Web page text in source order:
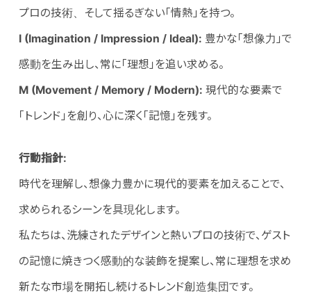
プロの技術、そして揺るぎない「情熱」を持つ。
I (Imagination / Impression / Ideal): 豊かな「想像力」で
感動を生み出し、常に「理想」を追い求める。
M (Movement / Memory / Modern): 現代的な要素で
「トレンド」を創り、心に深く「記憶」を残す。
行動指針:
時代を理解し、想像力豊かに現代的要素を加えることで、
求められるシーンを具現化します。
私たちは、洗練されたデザインと熱いプロの技術で、ゲスト
の記憶に焼きつく感動的な装飾を提案し、常に理想を求め
新たな市場を開拓し続けるトレンド創造集団です。